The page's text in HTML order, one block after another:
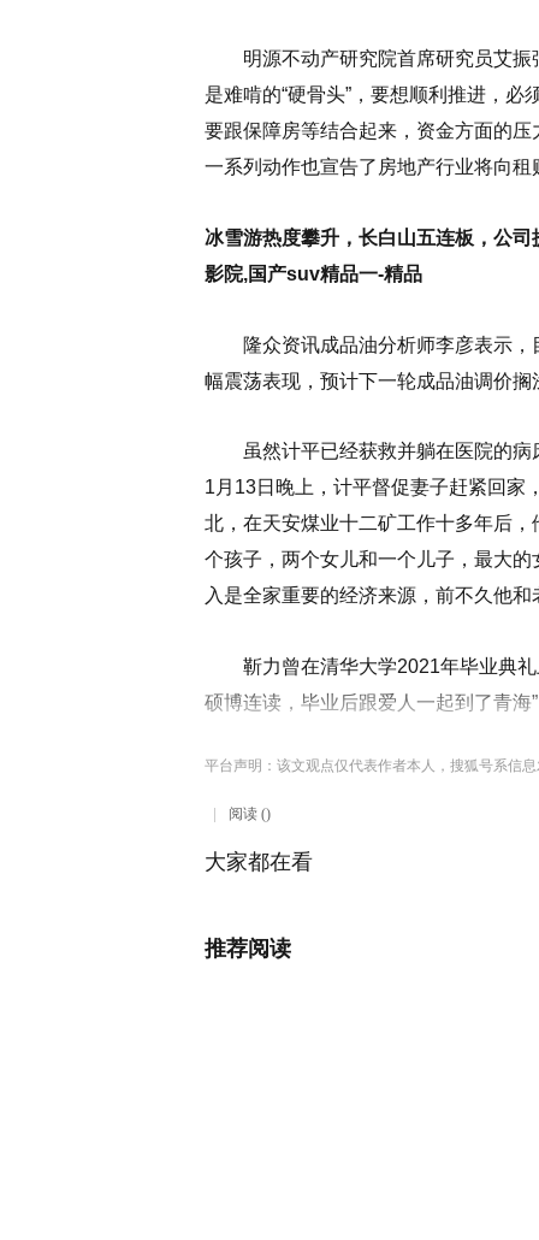
明源不动产研究院首席研究员艾振
是难啃的“硬骨头”，要想顺利推进，
要跟保障房等结合起来，资金方面的
一系列动作也宣告了房地产行业将向
冰雪游热度攀升，长白山五连板，公
影院,国产suv精品一-精品
隆众资讯成品油分析师李彦表示，
幅震荡表现，预计下一轮成品油调价搁
虽然计平已经获救并躺在医院的病
1月13日晚上，计平督促妻子赶紧回家
北，在天安煤业十二矿工作十多年后
个孩子，两个女儿和一个儿子，最大
入是全家重要的经济来源，前不久他
靳力曾在清华大学2021年毕业典礼
硕博连读，毕业后跟爱人一起到了青海
平台声明：该文观点仅代表作者本人，搜狐号系信
阅读 ()
大家都在看
推荐阅读